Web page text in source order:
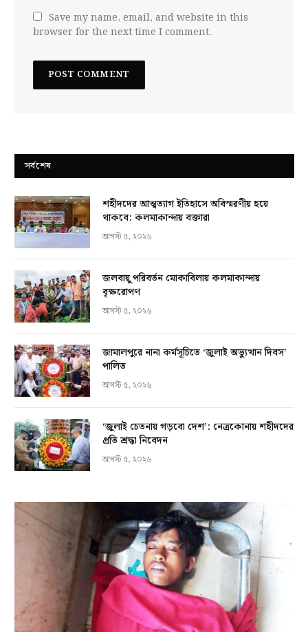
Save my name, email, and website in this
browser for the next time I comment.
সর্বশেষ
শহীদদের আত্মত্যাগ ইতিহাসে অবিস্মরণীয় হয়ে
থাকবে: কলমাকান্দায় বক্তারা
আগস্ট ৫, ২০২৬
জলবায়ু পরিবর্তন মোকাবিলায় কলমাকান্দায়
বৃক্ষরোপণ
আগস্ট ৫, ২০২৬
জামালপুরে নানা কর্মসূচিতে ‘জুলাই অভ্যুত্থান দিবস’
পালিত
আগস্ট ৫, ২০২৬
‘জুলাই চেতনায় গড়বো দেশ’: নেত্রকোনায় শহীদদের
প্রতি শ্রদ্ধা নিবেদন
আগস্ট ৫, ২০২৬